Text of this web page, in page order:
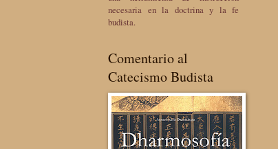
necesaria en la doctrina y la fe
budista.
Comentario al
Catecismo Budista